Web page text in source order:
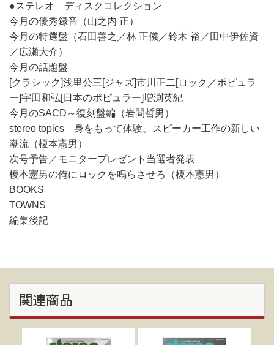
●ステレオ ディスクコレクション
今月の優秀録音（山之内 正）
今月の特選盤（石田善之／林 正儀／鈴木 裕／田中伊佐資
／広瀬大介）
今月の話題盤
[クラシック]浅里公三[ジャズ]市川正二[ロック／ポピュラ
ー]宇田和弘[日本のポピュラー]増渕英紀
今月のSACD～復刻盤編（岩間哲男）
stereo topics 身をもって体験。スピーカー工作の新しい
潮流（榎本憲男）
次号予告／モニタープレゼント当選者発表
榎本憲男の俺にロックを鳴らさせろ（榎本憲男）
BOOKS
TOWNS
編集後記
関連商品